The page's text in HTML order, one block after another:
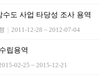
도 사업 타당성 조사 용역
| 2011-12-28 ~ 2012-07-04
립용역
02-25 ~ 2015-12-21